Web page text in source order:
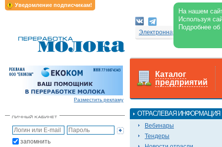
Уведомление подписчикам!
На нашем
Используя
Подробнее
Электронная версия
Разместить рекламу
запомнить
Каталог
предприятий
ОТРАСЛЕВАЯ ИНФОРМАЦИЯ
Вебинары
Тендеры